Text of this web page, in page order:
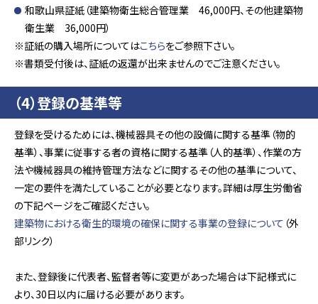
和歌山県証紙（建築物衛生総合管理業 46,000円、その他建築物
衛生業 36,000円）
※証紙の購入場所についてはこちらをご参照下さい。
※書類受付後は、証紙の返還が出来ませんのでご注意ください。
（4）登録の基準等
登録を受けるためには、機械器具その他の設備に関する基準（物的
基準）、事業に従事する者の資格に関する基準（人的基準）、作業の方
法や機械器具の維持管理方法などに関するその他の基準について、
一定の要件を満たしていることが必要となります。詳細は厚生労働省
の下記ページをご確認ください。
建築物における衛生的環境の確保に関する事業の登録について （外
部リンク）
また、登録後に代表者、監督者等に変更があった場合は下記様式に
より、30日以内に届ける必要があります。